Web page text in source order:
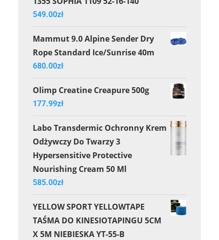
549.00zł
Mammut 9.0 Alpine Sender Dry
Rope Standard Ice/Sunrise 40m
680.00zł
Olimp Creatine Creapure 500g
177.99zł
Labo Transdermic Ochronny Krem
Odżywczy Do Twarzy 3
Hypersensitive Protective
Nourishing Cream 50 Ml
585.00zł
YELLOW SPORT YELLOWTAPE
TAŚMA DO KINESIOTAPINGU 5CM
X 5M NIEBIESKA YT-55-B